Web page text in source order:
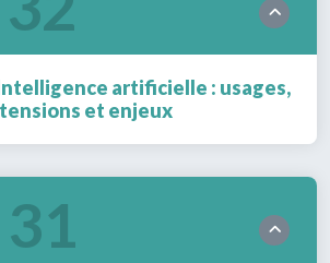
artificielle : usages,
tensions et enjeux
31